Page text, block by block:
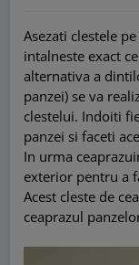
Asezati clestele
intalneste exact
alternativa a
panzei) se va
clestelui. Indoiti
panzei si faceti
In urma
exterior pentru a
Acest cleste de
ceaprazul